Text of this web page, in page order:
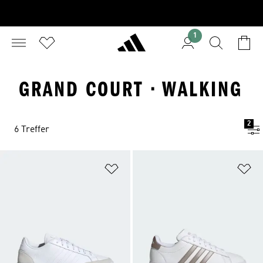
1
GRAND COURT · WALKING
6 Treffer
2